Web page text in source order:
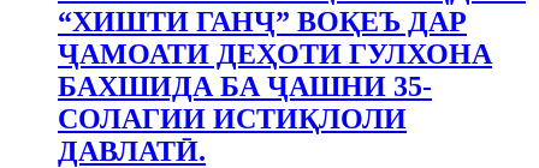
“ХИШТИ ГАНҶ” ВОҚЕЪ ДАР
ҶАМОАТИ ДЕҲОТИ ГУЛХОНА
БАХШИДА БА ҶАШНИ 35-
СОЛАГИИ ИСТИҚЛОЛИ
ДАВЛАТӢ.